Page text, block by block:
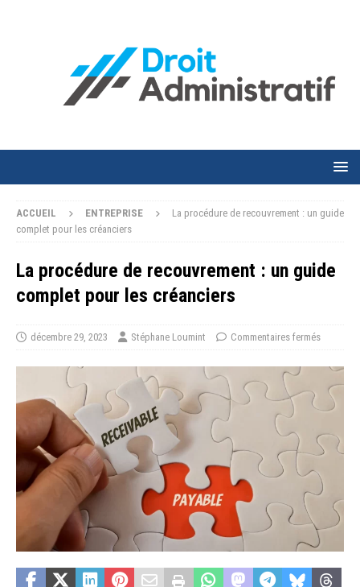
ACCUEIL ENTREPRISE
La procédure de recouvrement : un guide
complet pour les créanciers
La procédure de recouvrement : un guide
complet pour les créanciers
décembre 29, 2023 Stéphane Loumint Commentaires fermés